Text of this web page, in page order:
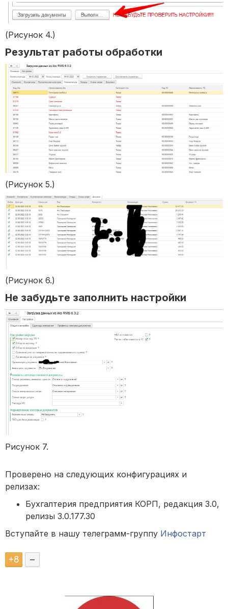
(Рисунок 4.)
Результат работы обработки
(Рисунок 5.)
(Рисунок 6.)
Не забудьте заполнить настройки
Рисунок 7.
Проверено на следующих конфигурациях и
релизах:
Бухгалтерия предприятия КОРП, редакция 3.0,
релизы 3.0.177.30
Вступайте в нашу телеграмм-группу Инфостарт
+8 –